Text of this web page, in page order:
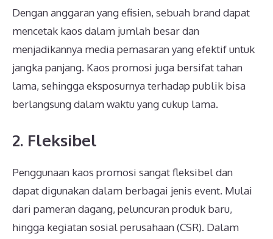
Dengan anggaran yang efisien, sebuah brand dapat
mencetak kaos dalam jumlah besar dan
menjadikannya media pemasaran yang efektif untuk
jangka panjang. Kaos promosi juga bersifat tahan
lama, sehingga eksposurnya terhadap publik bisa
berlangsung dalam waktu yang cukup lama.
2. Fleksibel
Penggunaan kaos promosi sangat fleksibel dan
dapat digunakan dalam berbagai jenis event. Mulai
dari pameran dagang, peluncuran produk baru,
hingga kegiatan sosial perusahaan (CSR). Dalam